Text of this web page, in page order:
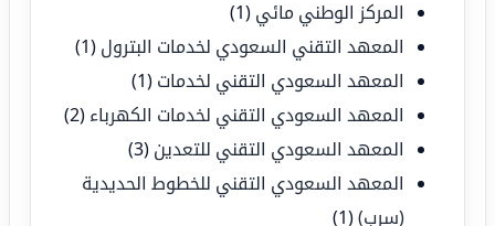
المركز الوطني مائي (1)
المعهد التقني السعودي لخدمات البترول (1)
المعهد السعودي التقني لخدمات (1)
المعهد السعودي التقني لخدمات الكهرباء (2)
المعهد السعودي التقني للتعدين (3)
المعهد السعودي التقني للخطوط الحديدية
(سرب)(1)